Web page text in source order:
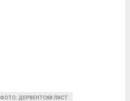
ФОТО: ДЕРВЕНТСКИ ЛИСТ